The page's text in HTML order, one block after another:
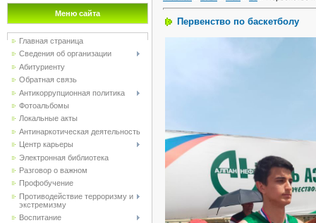
Меню сайта
Главная страница
Сведения об организации
Абитуриенту
Обратная связь
Антикоррупционная политика
Фотоальбомы
Локальные акты
Антинаркотическая деятельность
Центр карьеры
Электронная библиотека
Разговор о важном
Профобучение
Противодействие терроризму и
экстремизму
Воспитание
Первенство по баскетболу